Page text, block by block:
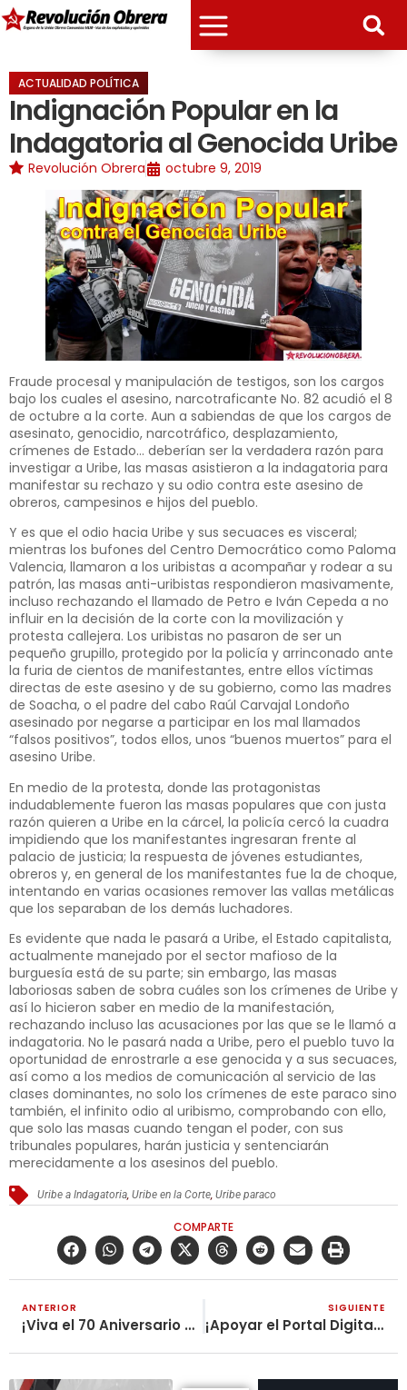
ACTUALIDAD POLÍTICA
Indignación Popular en la
Indagatoria al Genocida Uribe
Revolución Obrera octubre 9, 2019
Fraude procesal y manipulación de testigos, son los cargos
bajo los cuales el asesino, narcotraficante No. 82 acudió el 8
de octubre a la corte. Aun a sabiendas de que los cargos de
asesinato, genocidio, narcotráfico, desplazamiento,
crímenes de Estado… deberían ser la verdadera razón para
investigar a Uribe, las masas asistieron a la indagatoria para
manifestar su rechazo y su odio contra este asesino de
obreros, campesinos e hijos del pueblo.
Y es que el odio hacia Uribe y sus secuaces es visceral;
mientras los bufones del Centro Democrático como Paloma
Valencia, llamaron a los uribistas a acompañar y rodear a su
patrón, las masas anti-uribistas respondieron masivamente,
incluso rechazando el llamado de Petro e Iván Cepeda a no
influir en la decisión de la corte con la movilización y
protesta callejera. Los uribistas no pasaron de ser un
pequeño grupillo, protegido por la policía y arrinconado ante
la furia de cientos de manifestantes, entre ellos víctimas
directas de este asesino y de su gobierno, como las madres
de Soacha, o el padre del cabo Raúl Carvajal Londoño
asesinado por negarse a participar en los mal llamados
“falsos positivos”, todos ellos, unos “buenos muertos” para el
asesino Uribe.
En medio de la protesta, donde las protagonistas
indudablemente fueron las masas populares que con justa
razón quieren a Uribe en la cárcel, la policía cercó la cuadra
impidiendo que los manifestantes ingresaran frente al
palacio de justicia; la respuesta de jóvenes estudiantes,
obreros y, en general de los manifestantes fue la de choque,
intentando en varias ocasiones remover las vallas metálicas
que los separaban de los demás luchadores.
Es evidente que nada le pasará a Uribe, el Estado capitalista,
actualmente manejado por el sector mafioso de la
burguesía está de su parte; sin embargo, las masas
laboriosas saben de sobra cuáles son los crímenes de Uribe y
así lo hicieron saber en medio de la manifestación,
rechazando incluso las acusaciones por las que se le llamó a
indagatoria. No le pasará nada a Uribe, pero el pueblo tuvo la
oportunidad de enrostrarle a ese genocida y a sus secuaces,
así como a los medios de comunicación al servicio de las
clases dominantes, no solo los crímenes de este paraco sino
también, el infinito odio al uribismo, comprobando con ello,
que solo las masas cuando tengan el poder, con sus
tribunales populares, harán justicia y sentenciarán
merecidamente a los asesinos del pueblo.
Uribe a Indagatoria,Uribe en la Corte,Uribe paraco
COMPARTE
ANTERIOR
¡Viva el 70 Aniversario de la Revolución en China! (4)
SIGUIENTE
¡Apoyar el Portal Digital Revolución Obrera!